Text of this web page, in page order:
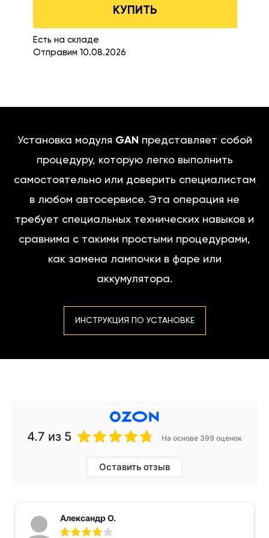
КУПИТЬ
Есть на складе
Отправим 10.08.2026
Установка модуля GAN представляет собой
процедуру, которую легко выполнить
самостоятельно или доверить специалистам
в любом автосервисе. Эта операция не
требует специальных технических навыков и
сравнима с такими простыми процедурами,
как замена лампочки в фаре или
аккумулятора.
ИНСТРУКЦИЯ ПО УСТАНОВКЕ
4.7 из 5 На основе 399 оценок
Оставить отзыв
Александр О.